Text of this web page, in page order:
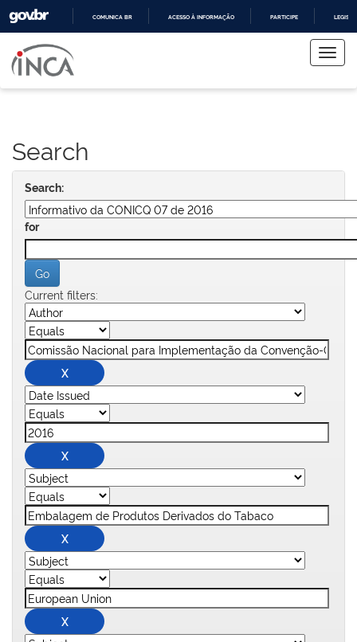
COMUNICA BR ACESSO À INFORMAÇÃO PARTICIPE
navigation
Search
Search:
for
Current filters: